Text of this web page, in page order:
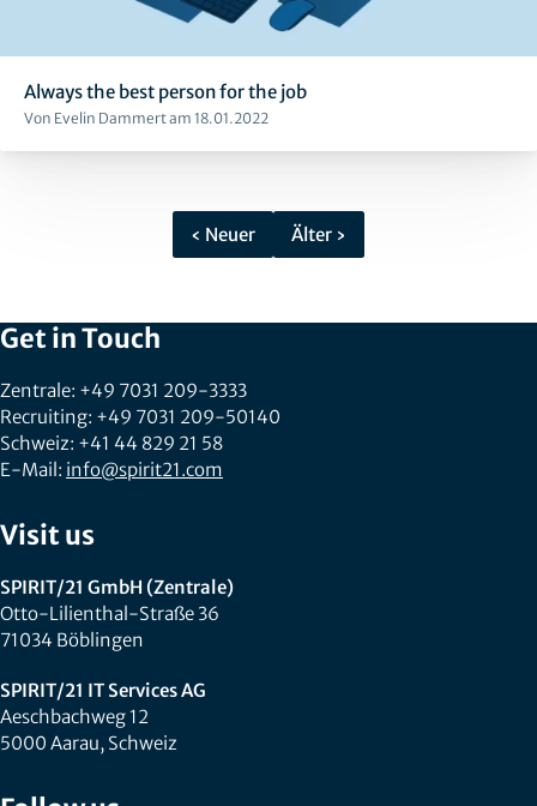
Always the best person for the job
Von Evelin Dammert am 18.01.2022
‹ Neuer Älter ›
Get in Touch
Zentrale: +49 7031 209-3333
Recruiting: +49 7031 209-50140
Schweiz: +41 44 829 21 58
E-Mail: info@spirit21.com
Visit us
SPIRIT/21 GmbH (Zentrale)
Otto-Lilienthal-Straße 36
71034 Böblingen
SPIRIT/21 IT Services AG
Aeschbachweg 12
5000 Aarau, Schweiz